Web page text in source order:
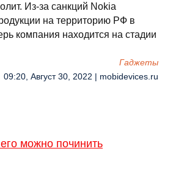
Из-за санкций Nokia
на территорию РФ в
компания находится на стадии
Гаджеты
09:20, Август 30, 2022 | mobidevices.ru
можно починить